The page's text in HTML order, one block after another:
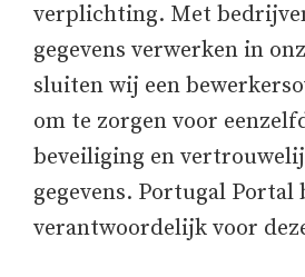
verplichting. Met
gegevens verwerken in
sluiten wij een
om te zorgen voor
beveiliging en
gegevens. Portugal
verantwoordelijk voor